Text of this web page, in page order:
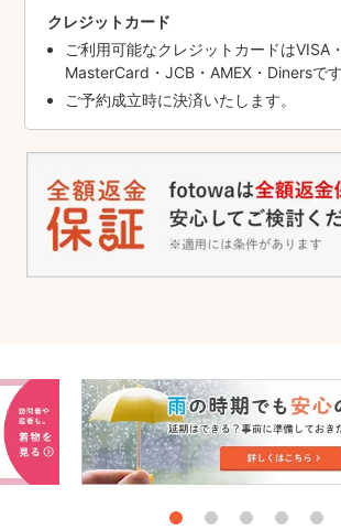
クレジットカード
ご利用可能なクレジットカードはVISA・
MasterCard・JCB・AMEX・Dinersです
ご予約成立時に決済いたします。